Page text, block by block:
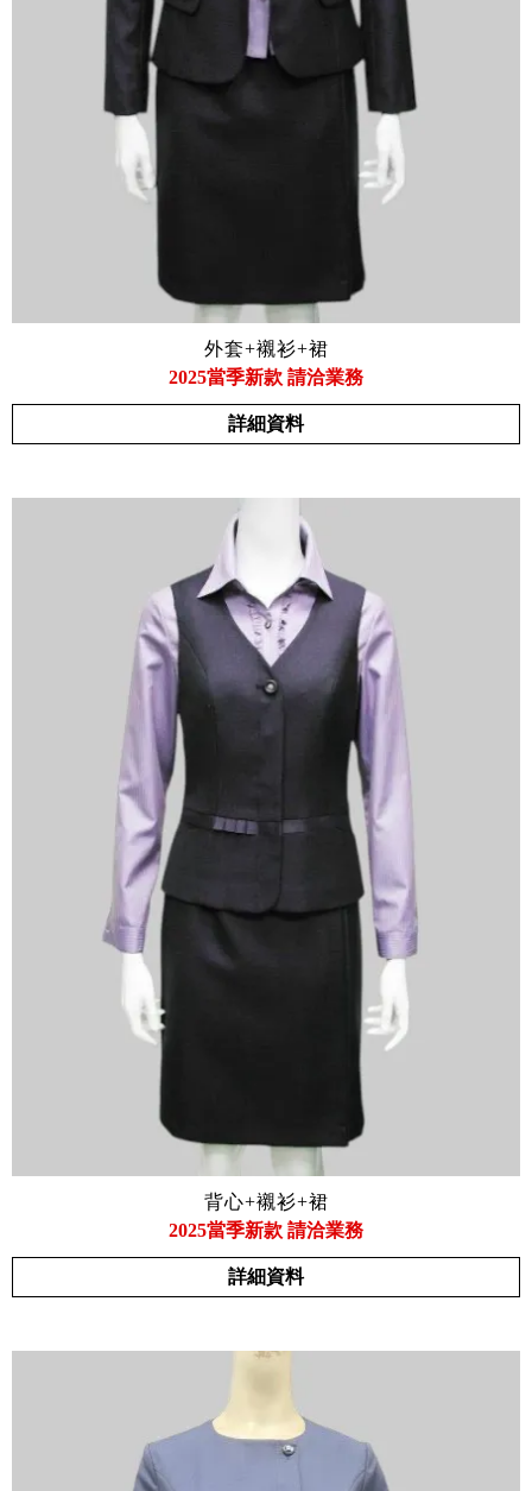
外套+襯衫+裙
2025當季新款 請洽業務
詳細資料
背心+襯衫+裙
2025當季新款 請洽業務
詳細資料